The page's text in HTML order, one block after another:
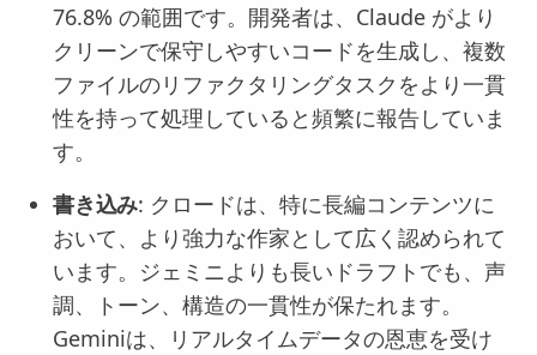
76.8% の範囲です。開発者は、Claude がより
クリーンで保守しやすいコードを生成し、複数
ファイルのリファクタリングタスクをより一貫
性を持って処理していると頻繁に報告していま
す。
書き込み: クロードは、特に長編コンテンツに
おいて、より強力な作家として広く認められて
います。ジェミニよりも長いドラフトでも、声
調、トーン、構造の一貫性が保たれます。
Geminiは、リアルタイムデータの恩恵を受け